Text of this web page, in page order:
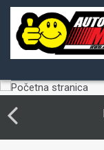
Skip
content